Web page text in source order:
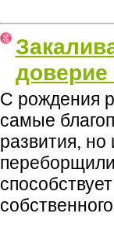
доверие
С рождения
самые
развития,